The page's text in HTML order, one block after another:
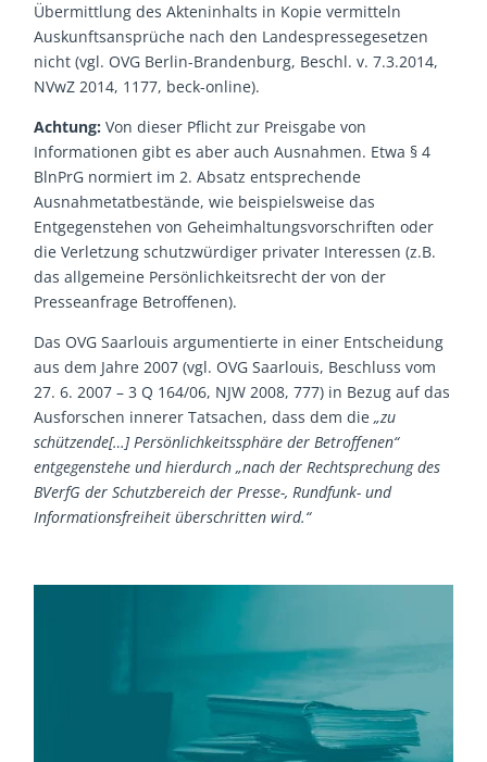
Übermittlung des Akteninhalts in Kopie vermitteln
Auskunftsansprüche nach den Landespressegesetzen
nicht (vgl. OVG Berlin-Brandenburg, Beschl. v. 7.3.2014,
NVwZ 2014, 1177, beck-online).
Achtung: Von dieser Pflicht zur Preisgabe von
Informationen gibt es aber auch Ausnahmen. Etwa § 4
BlnPrG normiert im 2. Absatz entsprechende
Ausnahmetatbestände, wie beispielsweise das
Entgegenstehen von Geheimhaltungsvorschriften oder
die Verletzung schutzwürdiger privater Interessen (z.B.
das allgemeine Persönlichkeitsrecht der von der
Presseanfrage Betroffenen).
Das OVG Saarlouis argumentierte in einer Entscheidung
aus dem Jahre 2007 (vgl. OVG Saarlouis, Beschluss vom
27. 6. 2007 – 3 Q 164/06, NJW 2008, 777) in Bezug auf das
Ausforschen innerer Tatsachen, dass dem die„zu
schützende[…] Persönlichkeitssphäre der Betroffenen“
entgegenstehe und hierdurch „nach der Rechtsprechung des
BVerfG der Schutzbereich der Presse-, Rundfunk- und
Informationsfreiheit überschritten wird.“